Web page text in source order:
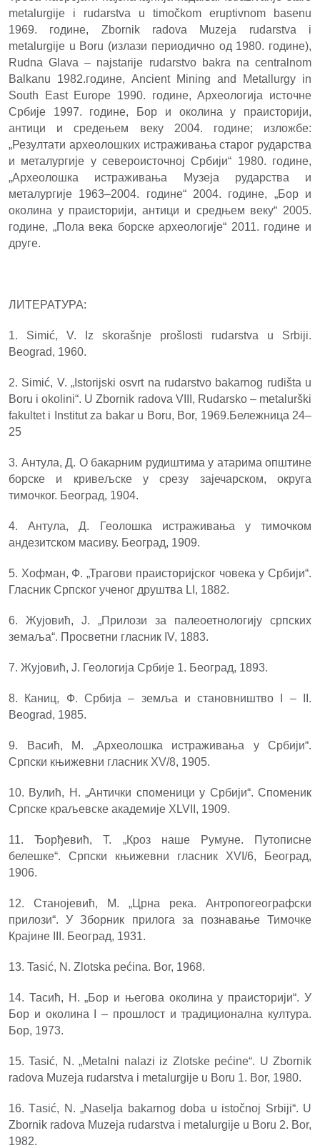
metalurgije i rudarstva u timočkom eruptivnom basenu
1969. године, Zbornik radova Muzeja rudarstva i
metalurgije u Boru (излази периодично од 1980. године),
Rudna Glava – najstarije rudarstvo bakra nа centralnom
Balkanu 1982.године, Ancient Mining and Metallurgy in
South East Europe 1990. године, Археологија источне
Србије 1997. године, Бор и околина у праисторији,
антици и средењем веку 2004. године; изложбе:
„Резултати археолошких истраживања старог рударства
и металургије у североисточној Србији“ 1980. године,
„Археолошка истраживања Музеја рударства и
металургије 1963–2004. године“ 2004. године, „Бор и
околина у праисторији, антици и средњем веку“ 2005.
године, „Пола века борске археологије“ 2011. године и
друге.
ЛИТЕРАТУРА:
1. Simić, V. Iz skorašnje prošlosti rudarstva u Srbiji.
Beograd, 1960.
2. Simić, V. „Istorijski osvrt na rudarstvo bakarnog rudišta u
Boru i okolini“. U Zbornik radova VIII, Rudarsko – metalurški
fakultet i Institut za bakar u Boru, Bor, 1969.Бележница 24–
25
3. Антула, Д. О бакарним рудиштима у атарима општине
борске и кривељске у срезу зајечарском, округа
тимочког. Београд, 1904.
4. Антула, Д. Геолошка истраживања у тимочком
андезитском масиву. Београд, 1909.
5. Хофман, Ф. „Трагови праисторијског човека у Србији“.
Гласник Српског ученог друштва LI, 1882.
6. Жујовић, Ј. „Прилози за палеоетнологију српских
земаља“. Просветни гласник IV, 1883.
7. Жујовић, Ј. Геологија Србије 1. Београд, 1893.
8. Каниц, Ф. Србија – земља и становништво I – II.
Beograd, 1985.
9. Васић, М. „Археолошка истраживања у Србији“.
Српски књижевни гласник XV/8, 1905.
10. Вулић, Н. „Антички споменици у Србији“. Споменик
Српске краљевске академије XLVII, 1909.
11. Ђорђевић, Т. „Кроз наше Румуне. Путописне
белешке“. Српски књижевни гласник XVI/6, Београд,
1906.
12. Станојевић, М. „Црна река. Антропогеографски
прилози“. У Зборник прилога за познавање Тимочке
Крајине III. Београд, 1931.
13. Tasić, N. Zlotska pećina. Bor, 1968.
14. Тасић, Н. „Бор и његова околина у праисторији“. У
Бор и околина I – прошлост и традиционална култура.
Бор, 1973.
15. Tasić, N. „Metalni nalazi iz Zlotske pećine“. U Zbornik
radova Muzeja rudarstva i metalurgije u Boru 1. Bor, 1980.
16. Тasić, N. „Naselja bakarnog doba u istočnoj Srbiji“. U
Zbornik radova Muzeja rudarstva i metalurgije u Boru 2. Bor,
1982.